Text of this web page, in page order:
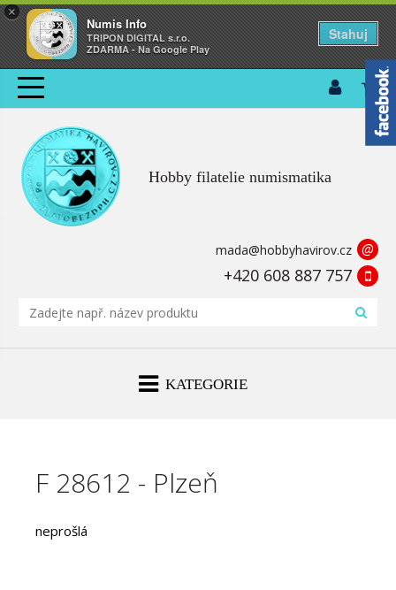
×
Numis Info
TRIPON DIGITAL s.r.o.
ZDARMA - Na Google Play
Stahuj
Hobby filatelie numismatika
mada@hobbyhavirov.cz @
+420 608 887 757
KATEGORIE
F 28612 - Plzeň
neprošlá